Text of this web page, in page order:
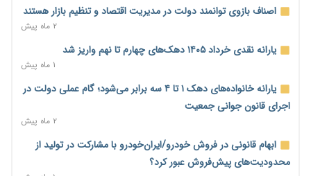
سایپا و پارس‌خودرو
۲ روز پیش
بنگاه‌داری بانک‌ها؛ مانع بزرگ خانه‌دار شدن مستأجران
۲ روز پیش
نماینده مجلس: توسعه مرزهای زمینی به راهبرد تأمین کالاهای
اساسی تبدیل شود
۲ روز پیش
خانه کارگر قزوین: شکاف دستمزد و هزینه معیشت هر روز عمیق‌تر
می‌شود
اصناف بازوی توانمند دولت در مدیریت اقتصاد و تنظیم بازار هستند
۲ ماه پیش
یارانه نقدی خرداد ۱۴۰۵ دهک‌های چهارم تا نهم واریز شد
۱ ماه پیش
یارانه خانواده‌های دهک ۱ تا ۴ سه برابر می‌شود؛ گام عملی دولت در
اجرای قانون جوانی جمعیت
۲ ماه پیش
ابهام قانونی در فروش خودرو/ایران‌خودرو با مشارکت در تولید از
محدودیت‌های پیش‌فروش عبور کرد؟